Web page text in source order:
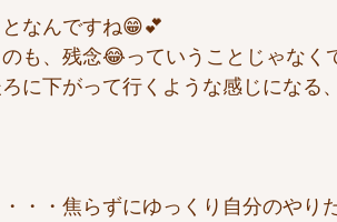
なんですね😁💕
も、残念😂っていうことじゃなく
に下がって行くような感じになる
・・焦らずにゆっくり自分のやり